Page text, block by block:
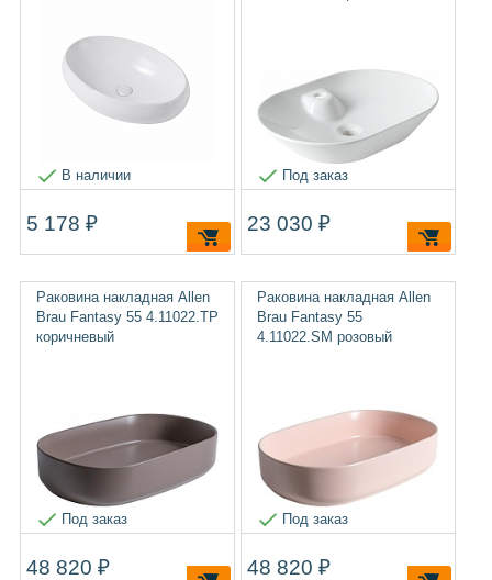
В наличии
5 178 ₽
Под заказ
23 030 ₽
Раковина накладная Allen
Brau Fantasy 55 4.11022.TP
коричневый
Под заказ
48 820 ₽
Раковина накладная Allen
Brau Fantasy 55
4.11022.SM розовый
Под заказ
48 820 ₽